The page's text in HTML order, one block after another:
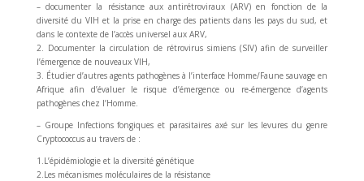
– documenter la résistance aux antirétroviraux (ARV) en fonction de la
diversité du VIH et la prise en charge des patients dans les pays du sud, et
dans le contexte de l’accès universel aux ARV,
2. Documenter la circulation de rétrovirus simiens (SIV) afin de surveiller
l’émergence de nouveaux VIH,
3. Étudier d’autres agents pathogènes à l’interface Homme/Faune sauvage en
Afrique afin d’évaluer le risque d’émergence ou re-émergence d’agents
pathogènes chez l’Homme.
– Groupe Infections fongiques et parasitaires axé sur les levures du genre
Cryptococcus au travers de :
1.L’épidémiologie et la diversité génétique
2.Les mécanismes moléculaires de la résistance